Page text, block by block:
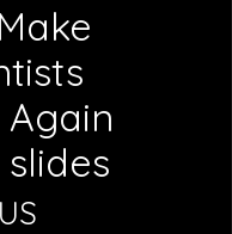
slides